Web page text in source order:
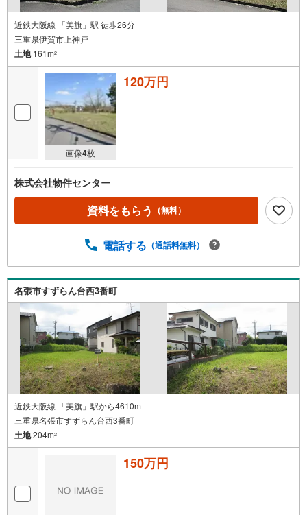
近鉄大阪線 「美旗」駅 徒歩26分
三重県伊賀市上神戸
土地161m2
画像4枚
120万円
株式会社物件センター
資料をもらう （無料）
電話する （通話料無料）
名張市すずらん台西3番町
近鉄大阪線 「美旗」駅から4610m
三重県名張市すずらん台西3番町
土地204m2
150万円